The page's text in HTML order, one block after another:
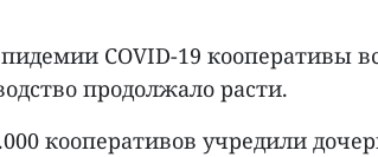
COVID-19 кооперативы
продолжало расти.
кооперативов учредили